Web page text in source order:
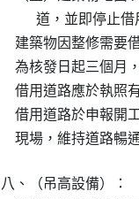
道，並即停
建築物因整修需
為核發日起三個
借用道路應於執
借用道路於申報
現場，維持道路暢
八、（吊高設備）：